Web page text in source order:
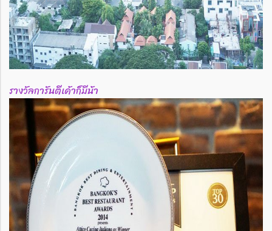
รางวัลการันตีเค้าก็มีน้า